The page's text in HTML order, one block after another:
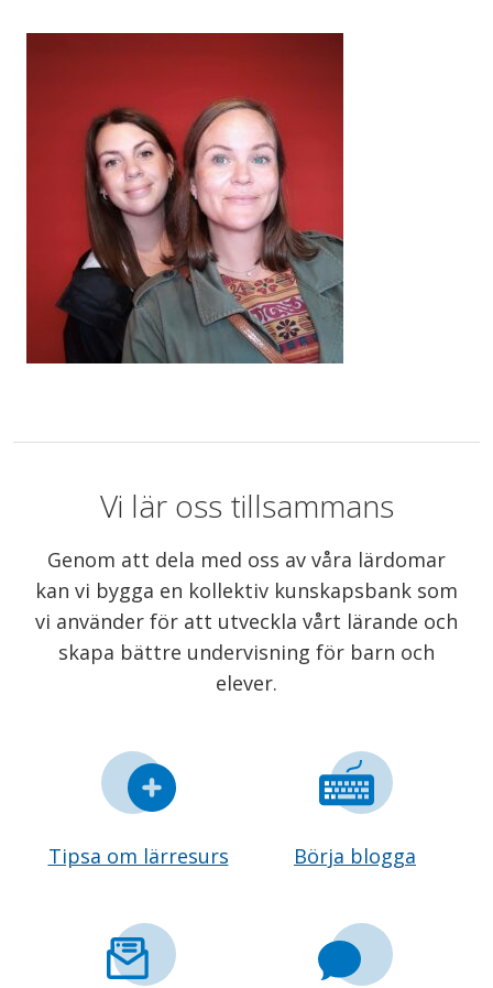
Vi lär oss tillsammans
Genom att dela med oss av våra lärdomar
kan vi bygga en kollektiv kunskapsbank som
vi använder för att utveckla vårt lärande och
skapa bättre undervisning för barn och
elever.
Tipsa om lärresurs Börja blogga